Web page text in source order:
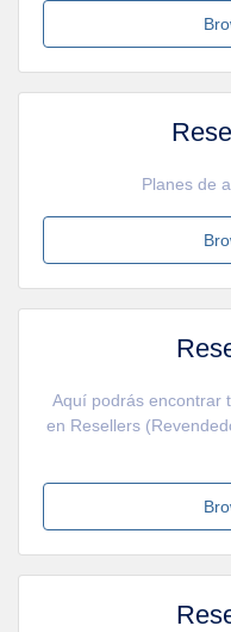
Planes de
Aquí podrás encontrar
en Resellers